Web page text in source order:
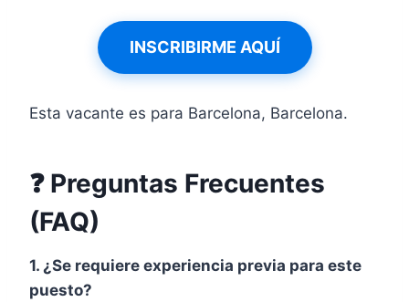
INSCRIBIRME AQUÍ
Esta vacante es para Barcelona, Barcelona.
❓ Preguntas Frecuentes
(FAQ)
1. ¿Se requiere experiencia previa para este
puesto?